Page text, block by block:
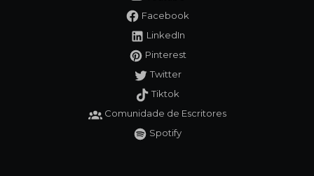
Facebook
LinkedIn
Pinterest
Twitter
Tiktok
Comunidade de Escritores
Spotify